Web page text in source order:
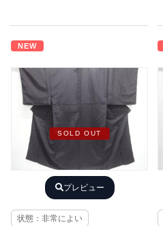
NEW
SOLD OUT
プレビュー
状態：非常によい